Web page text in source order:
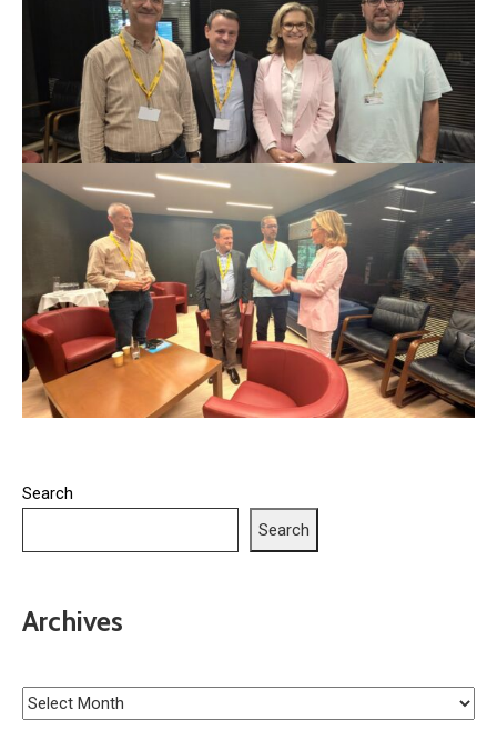
Search
Search
Archives